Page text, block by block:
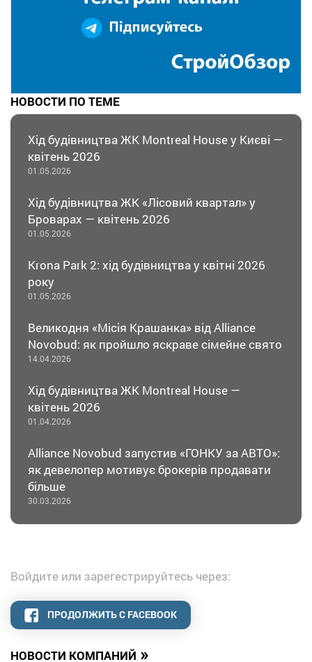
НОВОСТИ КОМПАНИЙ »
НОВОСТИ ПО ТЕМЕ
Хід будівництва ЖК Montreal House у Києві —
квітень 2026
01.05.2026
Хід будівництва ЖК «Лісовий квартал» у
Броварах — квітень 2026
01.05.2026
Krona Park 2: хід будівництва у квітні 2026
року
01.05.2026
Великодня «Місія Крашанка» від Alliance
Novobud: як пройшло яскраве сімейне свято
14.04.2026
Хід будівництва ЖК Montreal House —
квітень 2026
01.04.2026
Alliance Novobud запустив «ГОНКУ за АВТО»:
як девелопер мотивує брокерів продавати
більше
30.03.2026
Войдите или зарегестрируйтесь через:
ПРОДОЛЖИТЬ С FACEBOOK